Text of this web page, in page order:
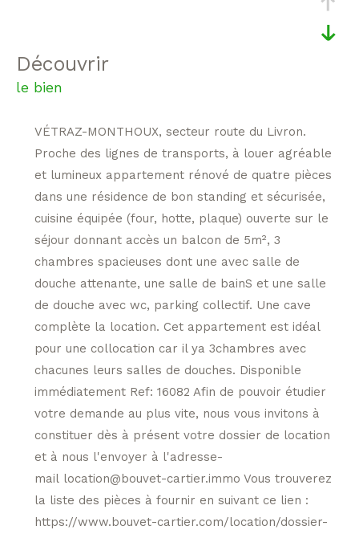
découvrir
le bien
VÉTRAZ-MONTHOUX, secteur route du Livron.
Proche des lignes de transports, à louer agréable
et lumineux appartement rénové de quatre pièces
dans une résidence de bon standing et sécurisée,
cuisine équipée (four, hotte, plaque) ouverte sur le
séjour donnant accès un balcon de 5m², 3
chambres spacieuses dont une avec salle de
douche attenante, une salle de bainS et une salle
de douche avec wc, parking collectif. Une cave
complète la location. Cet appartement est idéal
pour une collocation car il ya 3chambres avec
chacunes leurs salles de douches. Disponible
immédiatement Ref: 16082 Afin de pouvoir étudier
votre demande au plus vite, nous vous invitons à
constituer dès à présent votre dossier de location
et à nous l'envoyer à l'adresse-
mail location@bouvet-cartier.immo Vous trouverez
la liste des pièces à fournir en suivant ce lien :
https://www.bouvet-cartier.com/location/dossier-